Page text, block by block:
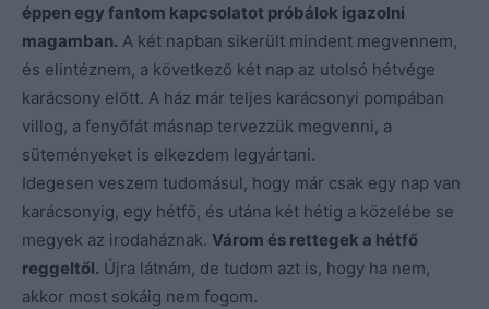
éppen egy fantom kapcsolatot próbálok igazolni
magamban. A két napban sikerült mindent megvennem,
és elintéznem, a következő két nap az utolsó hétvége
karácsony előtt. A ház már teljes karácsonyi pompában
villog, a fenyőfát másnap tervezzük megvenni, a
süteményeket is elkezdem legyártani.
Idegesen veszem tudomásul, hogy már csak egy nap van
karácsonyig, egy hétfő, és utána két hétig a közelébe se
megyek az irodaháznak. Várom és rettegek a hétfő
reggeltől. Újra látnám, de tudom azt is, hogy ha nem,
akkor most sokáig nem fogom.